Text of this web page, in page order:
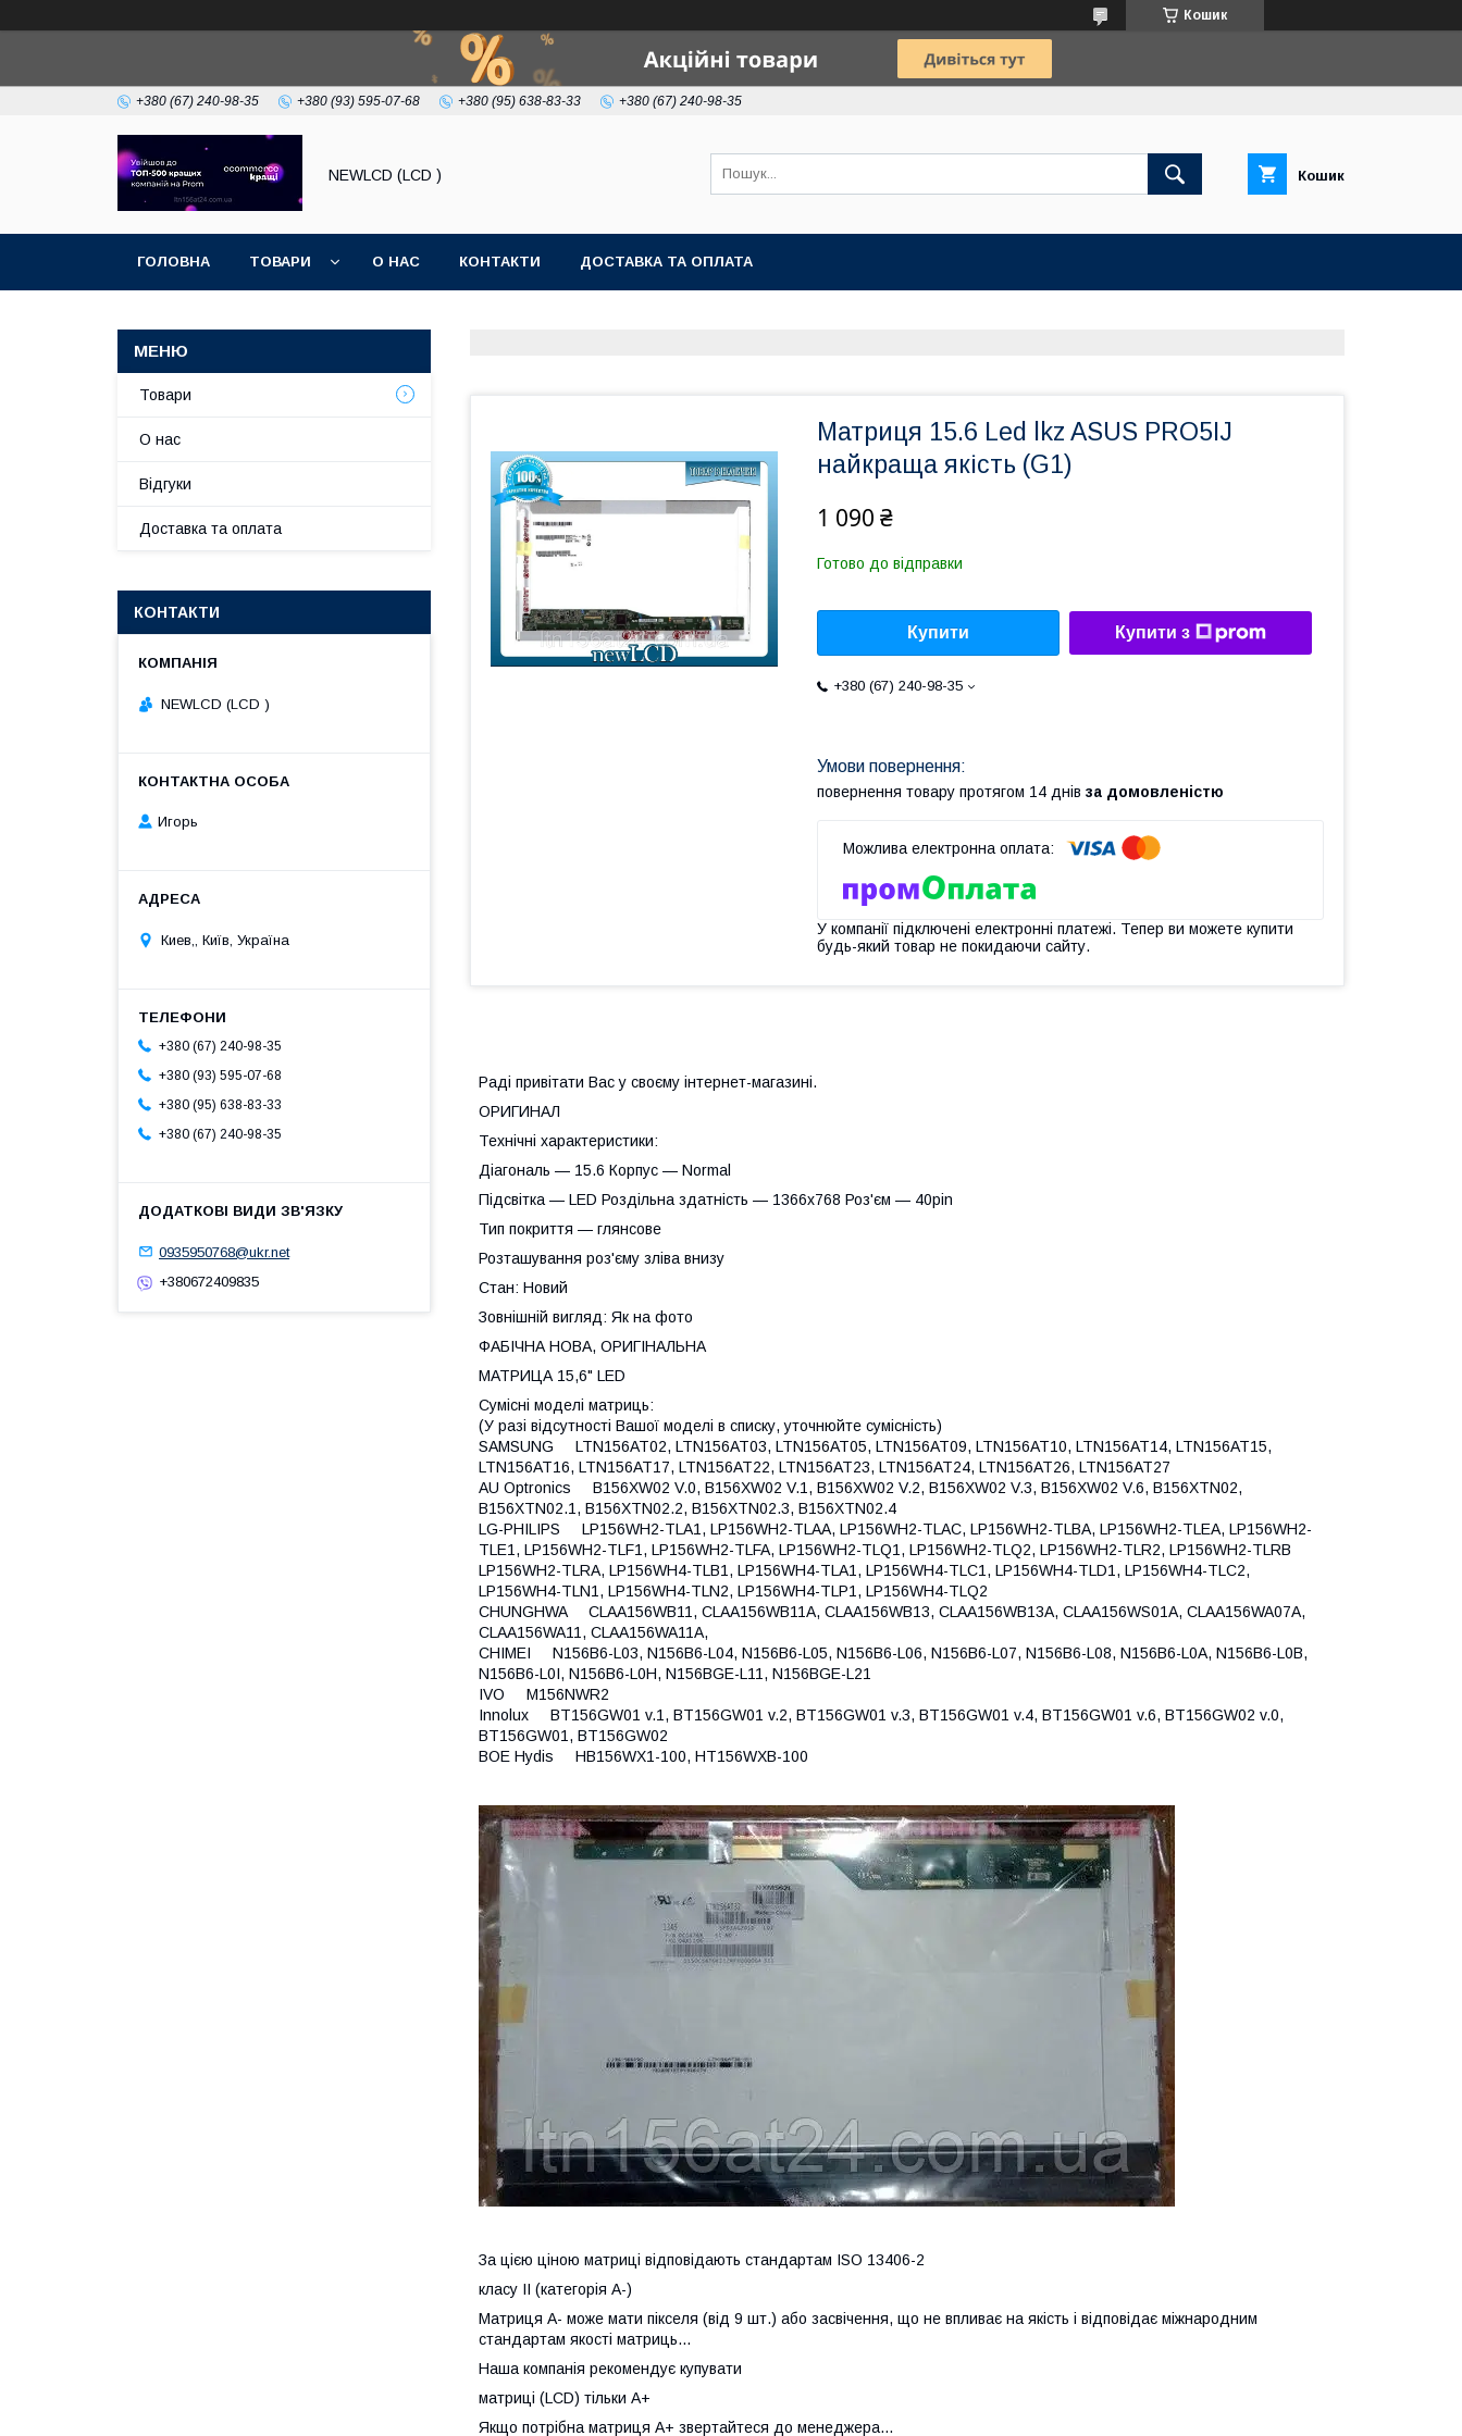
Кошик
+380 (67) 240-98-35 +380 (93) 595-07-68 +380 (95) 638-83-33 +380 (67) 240-98-35
NEWLCD (LCD ) Кошик
ГОЛОВНА ТОВАРИ О НАС КОНТАКТИ ДОСТАВКА ТА ОПЛАТА
Матриця 15.6 Led lkz ASUS PRO5IJ
найкраща якість (G1)
1 090 ₴
Готово до відправки
Купити Купити з
+380 (67) 240-98-35
повернення товару протягом 14 днів за домовленістю
У компанії підключені електронні платежі. Тепер ви можете купити
будь-який товар не покидаючи сайту.
Раді привітати Вас у своєму інтернет-магазині.
ОРИГИНАЛ
Технічні характеристики:
Діагональ — 15.6 Корпус — Normal
Підсвітка — LED Роздільна здатність — 1366х768 Роз'єм — 40pin
Тип покриття — глянсове
Розташування роз'єму зліва внизу
Стан: Новий
Зовнішній вигляд: Як на фото
ФАБІЧНА НОВА, ОРИГІНАЛЬНА
МАТРИЦА 15,6" LED
Сумісні моделі матриць:
(У разі відсутності Вашої моделі в списку, уточнюйте сумісність)
SAMSUNG LTN156AT02, LTN156AT03, LTN156AT05, LTN156AT09, LTN156AT10, LTN156AT14, LTN156AT15,
LTN156AT16, LTN156AT17, LTN156AT22, LTN156AT23, LTN156AT24, LTN156AT26, LTN156AT27
AU Optronics B156XW02 V.0, B156XW02 V.1, B156XW02 V.2, B156XW02 V.3, B156XW02 V.6, B156XTN02,
B156XTN02.1, B156XTN02.2, B156XTN02.3, B156XTN02.4
LG-PHILIPS LP156WH2-TLA1, LP156WH2-TLAA, LP156WH2-TLAC, LP156WH2-TLBA, LP156WH2-TLEA, LP156WH2-
TLE1, LP156WH2-TLF1, LP156WH2-TLFA, LP156WH2-TLQ1, LP156WH2-TLQ2, LP156WH2-TLR2, LP156WH2-TLRB
LP156WH2-TLRA, LP156WH4-TLB1, LP156WH4-TLA1, LP156WH4-TLC1, LP156WH4-TLD1, LP156WH4-TLC2,
LP156WH4-TLN1, LP156WH4-TLN2, LP156WH4-TLP1, LP156WH4-TLQ2
CHUNGHWA CLAA156WB11, CLAA156WB11A, CLAA156WB13, CLAA156WB13A, CLAA156WS01A, CLAA156WA07A,
CLAA156WA11, CLAA156WA11A,
CHIMEI N156B6-L03, N156B6-L04, N156B6-L05, N156B6-L06, N156B6-L07, N156B6-L08, N156B6-L0A, N156B6-L0B,
N156B6-L0I, N156B6-L0H, N156BGE-L11, N156BGE-L21
IVO M156NWR2
Innolux BT156GW01 v.1, BT156GW01 v.2, BT156GW01 v.3, BT156GW01 v.4, BT156GW01 v.6, BT156GW02 v.0,
BT156GW01, BT156GW02
BOE Hydis HB156WX1-100, HT156WXB-100
За цією ціною матриці відповідають стандартам ISO 13406-2
класу II (категорія А-)
Матриця А- може мати пікселя (від 9 шт.) або засвічення, що не впливає на якість і відповідає міжнародним
стандартам якості матриць...
Наша компанія рекомендує купувати
матриці (LCD) тільки А+
Якщо потрібна матриця А+ звертайтеся до менеджера...
Товари
О нас
Відгуки
Доставка та оплата
КОНТАКТИ
NEWLCD (LCD )
Игорь
Киев,, Київ, Україна
+380 (67) 240-98-35
+380 (93) 595-07-68
+380 (95) 638-83-33
+380 (67) 240-98-35
0935950768@ukr.net
+380672409835